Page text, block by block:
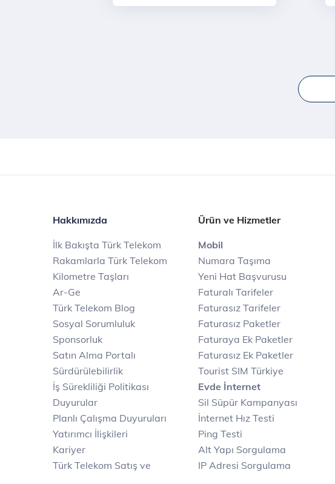
Hakkımızda
İlk Bakışta Türk Telekom
Rakamlarla Türk Telekom
Kilometre Taşları
Ar-Ge
Türk Telekom Blog
Sosyal Sorumluluk
Sponsorluk
Satın Alma Portalı
Sürdürülebilirlik
İş Sürekliliği Politikası
Duyurular
Planlı Çalışma Duyuruları
Yatırımcı İlişkileri
Kariyer
Türk Telekom Satış ve
Ürün ve Hizmetler
Mobil
Numara Taşıma
Yeni Hat Başvurusu
Faturalı Tarifeler
Faturasız Tarifeler
Faturasız Paketler
Faturaya Ek Paketler
Faturasız Ek Paketler
Tourist SIM Türkiye
Evde İnternet
Sil Süpür Kampanyası
İnternet Hız Testi
Ping Testi
Alt Yapı Sorgulama
IP Adresi Sorgulama